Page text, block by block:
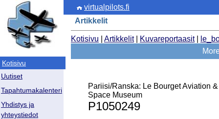
Kotisivu
Uutiset
Tapahtumakalenteri
Yhdistys ja
yhteystiedot
virtualpilots.fi
Artikkelit
Kotisivu Artikkelit| Kuvareportaasit|
Pariisi/Ranska: Le Bourget Aviation &
Space Museum
P1050249